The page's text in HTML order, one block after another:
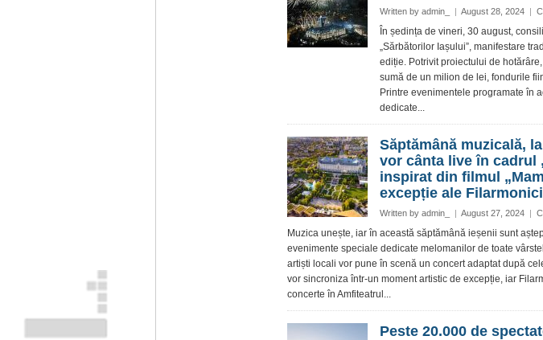
Written by admin_ | August 28, 2024 |
În ședința de vineri, 30 august,
„Sărbătorilor Iașului”, manifestare
ediție. Potrivit proiectului de
sumă de un milion de lei, fondurile
Printre evenimentele programate în
dedicate...
Săptămână muzicală,
vor cânta live în cadrul
inspirat din filmul
excepție ale
Written by admin_ | August 27, 2024 |
Muzica unește, iar în această săptămână ieșenii sunt
evenimente speciale dedicate melomanilor de toate
artiști locali vor pune în scenă un concert adaptat după
vor sincroniza într-un moment artistic de excepție, iar
concerte în Amfiteatrul...
Peste 20.000 de